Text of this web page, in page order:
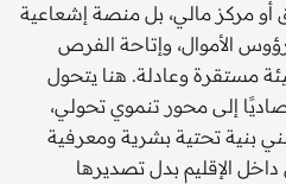
مركز مالي، بل منصة إشعاعية
الأموال، وإتاحة الفرص
مستقرة وعادلة. هنا يتحول
إلى محور تنموي تحولي،
بنية تحتية بشرية ومعرفية
الإقليم بدل تصديرها